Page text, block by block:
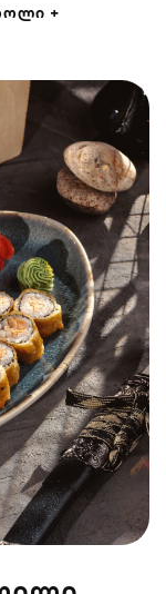
ვეგეტარიანული
მენიუ
მაკები
სასმელები
+